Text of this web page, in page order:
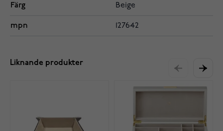
Färg Beige
mpn 127642
Liknande produkter